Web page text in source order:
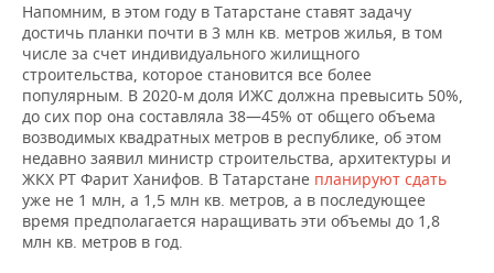
Напомним, в этом году в Татарстане ставят задачу
достичь планки почти в 3 млн кв. метров жилья, в том
числе за счет индивидуального жилищного
строительства, которое становится все более
популярным. В 2020-м доля ИЖС должна превысить 50%,
до сих пор она составляла 38—45% от общего объема
возводимых квадратных метров в республике, об этом
недавно заявил министр строительства, архитектуры и
ЖКХ РТ Фарит Ханифов. В Татарстане планируют сдать
уже не 1 млн, а 1,5 млн кв. метров, а в последующее
время предполагается наращивать эти объемы до 1,8
млн кв. метров в год.